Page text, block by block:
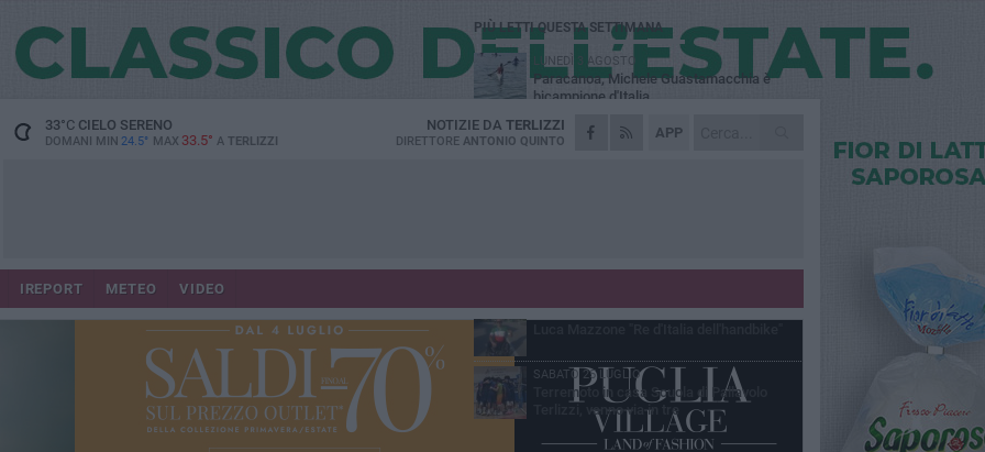
33°CCIELO SERENO
DOMANI MIN 24.5° MAX 33.5° A TERLIZZI
APP
NOTIZIE DA TERLIZZI
DIRETTORE ANTONIO QUINTO
IREPORT METEO VIDEO
PIÙ LETTI QUESTA SETTIMANA
LUNEDÌ 3 AGOSTO
Paracanoa, Michele Guastamacchia è
bicampione d'Italia
DOMENICA 2 AGOSTO
Serie D femminile, ecco gli organici:
Serie C maschile, Scuola di Pallavolo
MERCOLEDÌ 29 LUGLIO
SABATO 25 LUGLIO
Terremoto in casa Scuola di Pallavolo
Terlizzi, vanno via in tre